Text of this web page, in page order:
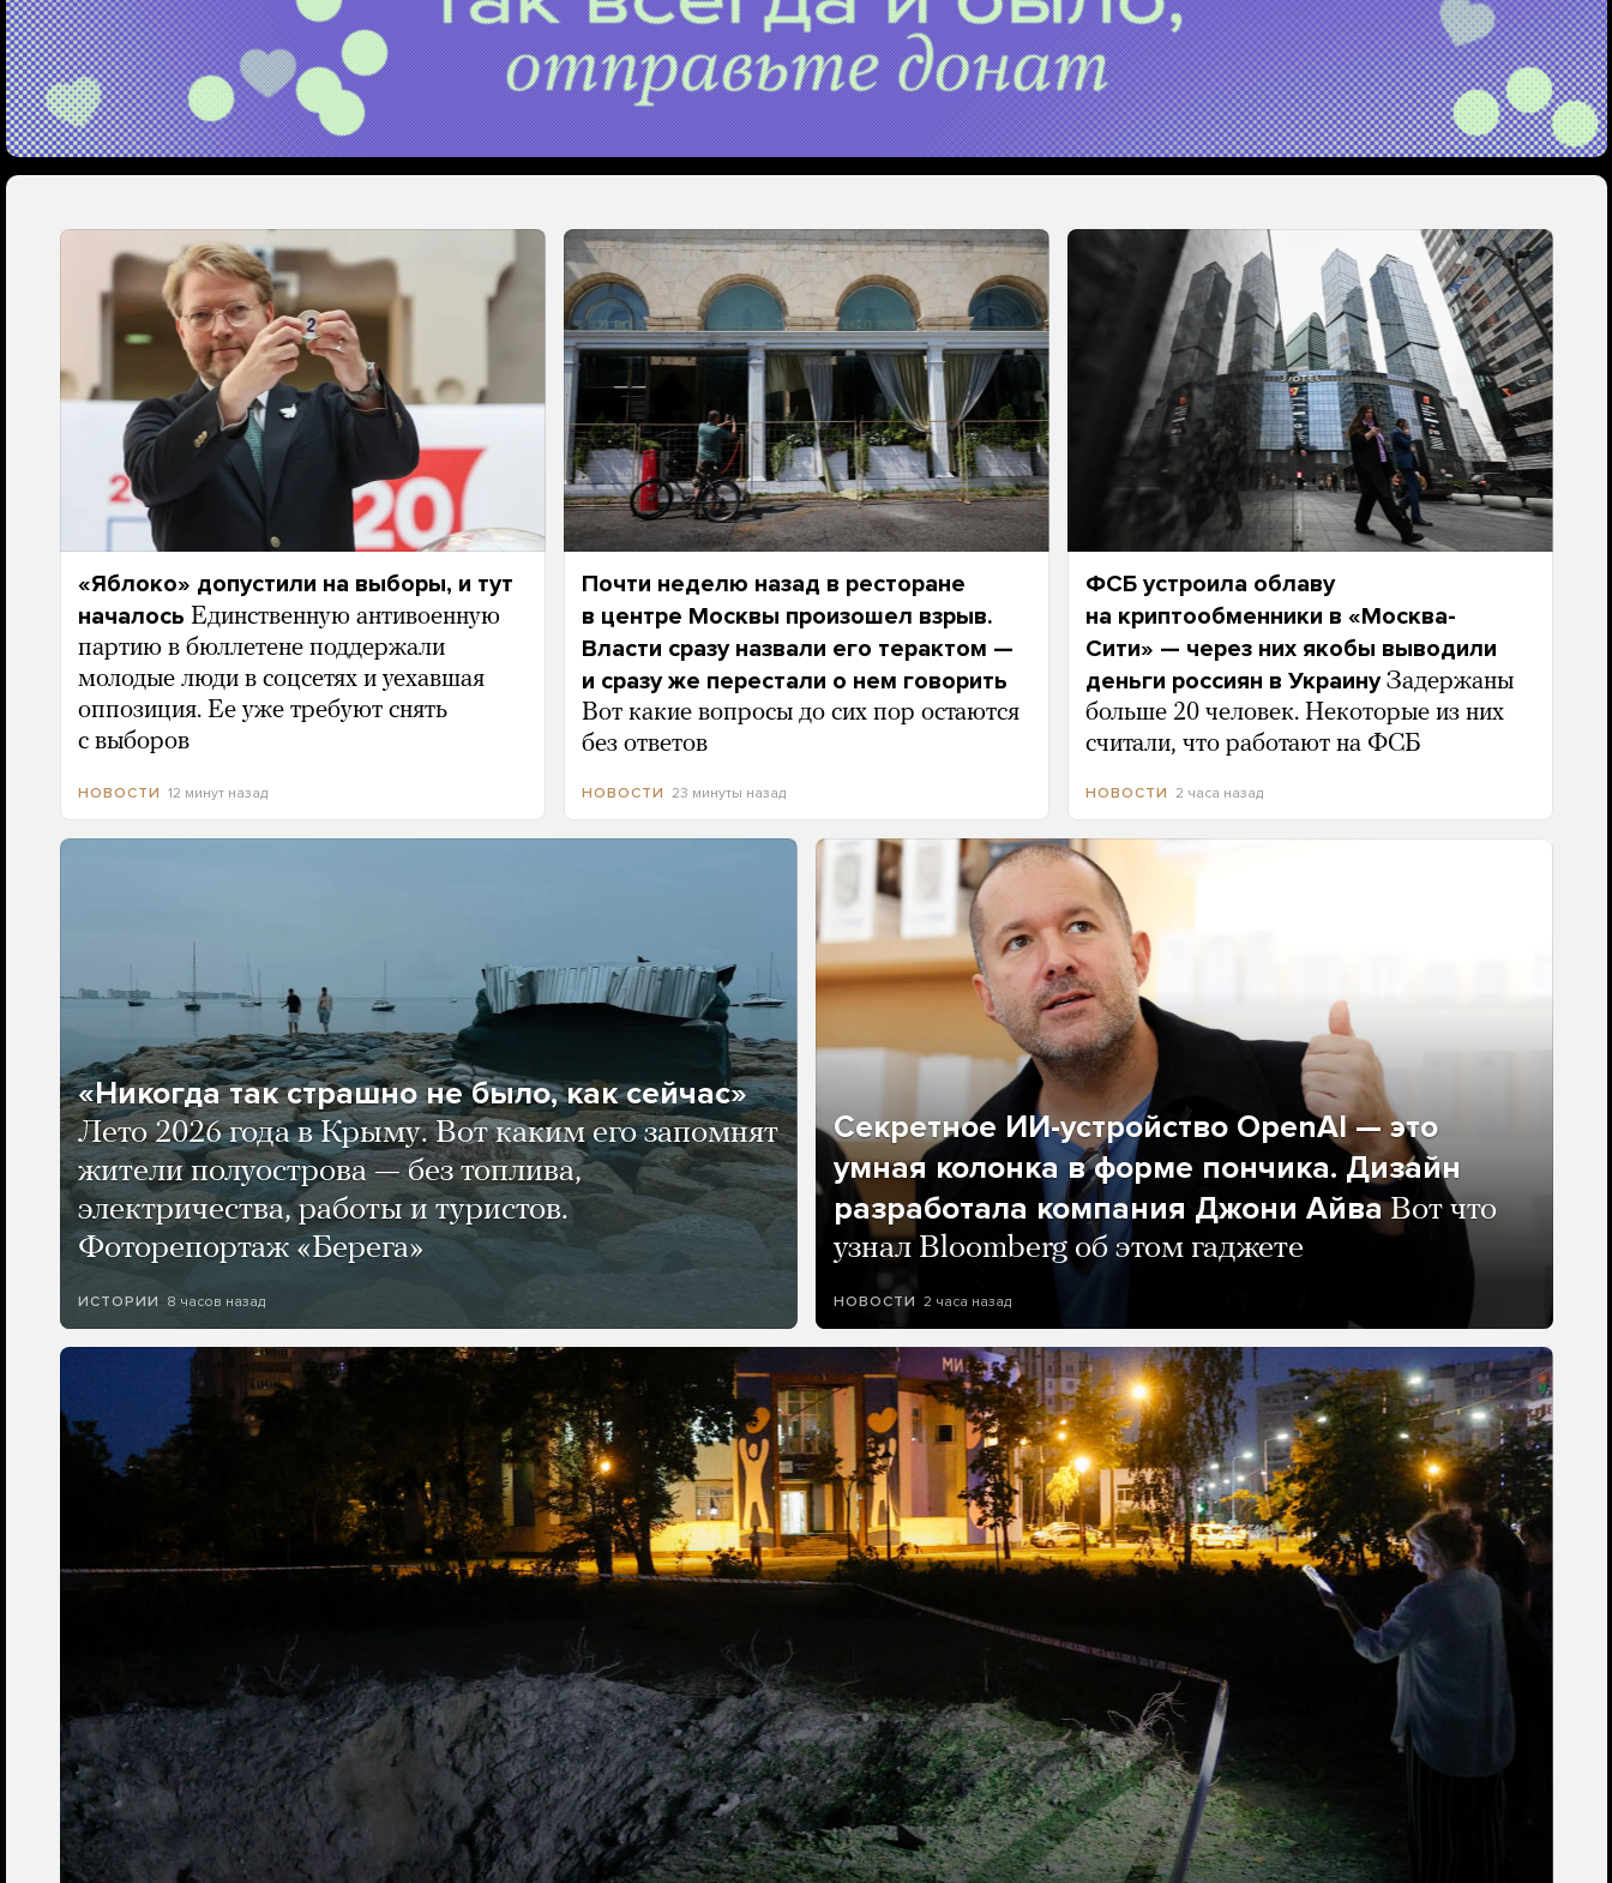
«Яблоко» допустили на выборы, и тут
началось Единственную антивоенную
партию в бюллетене поддержали
молодые люди в соцсетях и уехавшая
оппозиция. Ее уже требуют снять
с выборов
НОВОСТИ 12 минут назад
Почти неделю назад в ресторане
в центре Москвы произошел взрыв.
Власти сразу назвали его терактом —
и сразу же перестали о нем говорить
Вот какие вопросы до сих пор остаются
без ответов
НОВОСТИ 23 минуты назад
ФСБ устроила облаву
на криптообменники в «Москва-
Сити» — через них якобы выводили
деньги россиян в Украину Задержаны
больше 20 человек. Некоторые из них
считали, что работают на ФСБ
НОВОСТИ 2 часа назад
«Никогда так страшно не было, как сейчас»
Лето 2026 года в Крыму. Вот каким его запомнят
жители полуострова — без топлива,
электричества, работы и туристов.
Фоторепортаж «Берега»
ИСТОРИИ 8 часов назад
Секретное ИИ-устройство OpenAI — это
умная колонка в форме пончика. Дизайн
разработала компания Джони Айва Вот что
узнал Bloomberg об этом гаджете
НОВОСТИ 2 часа назад